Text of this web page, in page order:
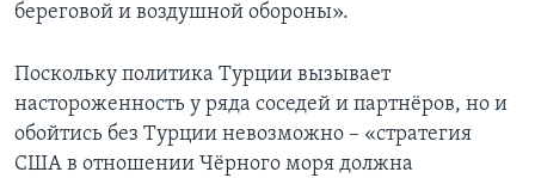
береговой и воздушной обороны».
Поскольку политика Турции вызывает
настороженность у ряда соседей и партнёров, но и
обойтись без Турции невозможно – «стратегия
США в отношении Чёрного моря должна